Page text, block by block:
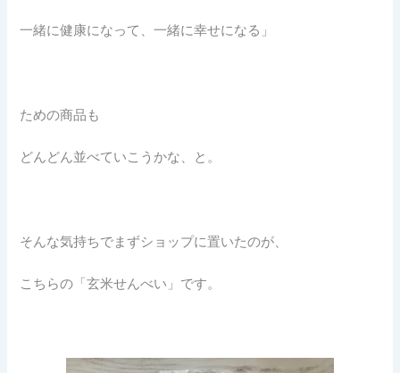
一緒に健康になって、一緒に幸せになる」
ための商品も
どんどん並べていこうかな、と。
そんな気持ちでまずショップに置いたのが、
こちらの「玄米せんべい」です。